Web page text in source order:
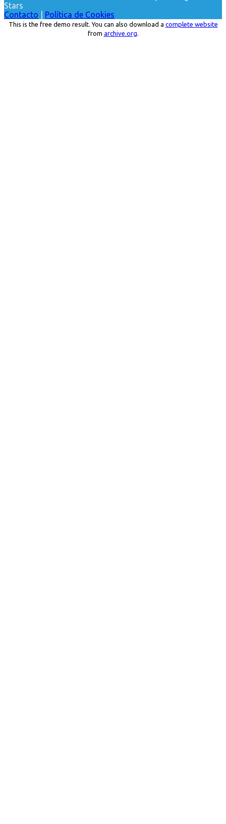
Stars
Contacto
Política de Cookies
This is the free demo result. You can also download a complete website
from archive.org.